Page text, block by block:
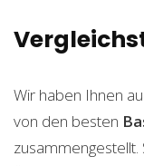
Wir haben Ihnen
von den besten